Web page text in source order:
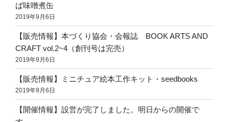
ば味噌煮缶
2019年9月6日
【販売情報】本づくり協会・会報誌 BOOK ARTS AND
CRAFT vol.2~4（創刊号は完売）
2019年9月6日
【販売情報】ミニチュア絵本工作キット・seedbooks
2019年9月6日
【開催情報】設営が完了しました。明日からの開催で